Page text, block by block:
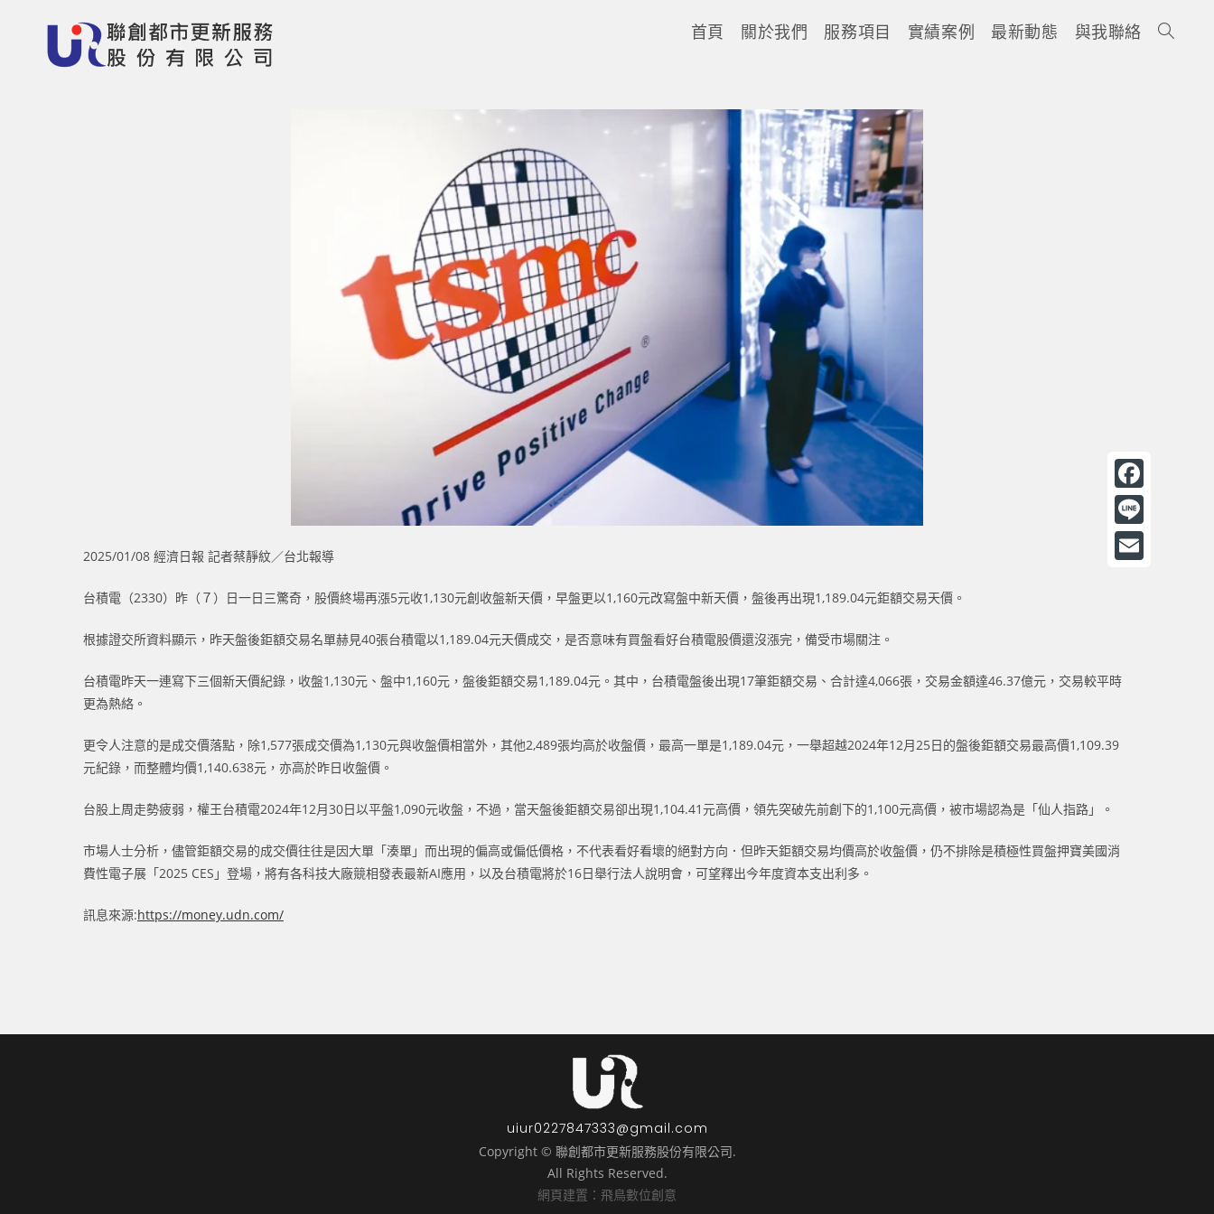
首頁 關於我們 服務項目 實績案例 最新動態 與我聯絡
2025/01/08 經濟日報 記者蔡靜紋／台北報導
台積電（2330）昨（７）日一日三驚奇，股價終場再漲5元收1,130元創收盤新天價，早盤更以1,160元改寫盤中新天價，盤後再出現1,189.04元鉅額交易天價。
根據證交所資料顯示，昨天盤後鉅額交易名單赫見40張台積電以1,189.04元天價成交，是否意味有買盤看好台積電股價還沒漲完，備受市場關注。
台積電昨天一連寫下三個新天價紀錄，收盤1,130元、盤中1,160元，盤後鉅額交易1,189.04元。其中，台積電盤後出現17筆鉅額交易、合計達4,066張，交易金額達46.37億元，交易較平時
更為熱絡。
更令人注意的是成交價落點，除1,577張成交價為1,130元與收盤價相當外，其他2,489張均高於收盤價，最高一單是1,189.04元，一舉超越2024年12月25日的盤後鉅額交易最高價1,109.39
元紀錄，而整體均價1,140.638元，亦高於昨日收盤價。
台股上周走勢疲弱，權王台積電2024年12月30日以平盤1,090元收盤，不過，當天盤後鉅額交易卻出現1,104.41元高價，領先突破先前創下的1,100元高價，被市場認為是「仙人指路」。
市場人士分析，儘管鉅額交易的成交價往往是因大單「湊單」而出現的偏高或偏低價格，不代表看好看壞的絕對方向．但昨天鉅額交易均價高於收盤價，仍不排除是積極性買盤押寶美國消
費性電子展「2025 CES」登場，將有各科技大廠競相發表最新AI應用，以及台積電將於16日舉行法人說明會，可望釋出今年度資本支出利多。
訊息來源:https://money.udn.com/
uiur0227847333@gmail.com
Copyright © 聯創都市更新服務股份有限公司.
All Rights Reserved.
網頁建置：飛鳥數位創意
F
a
c
o
L
l